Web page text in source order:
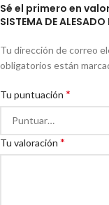
Sé el primero en
SISTEMA DE
Tu dirección de correo
obligatorios están
Tu puntuación *
Tu valoración *